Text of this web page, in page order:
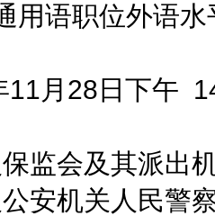
语职位外语水
月28日下午
会及其派出机
安机关人民警